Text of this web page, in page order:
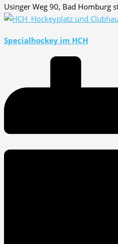
Usinger Weg 90, Bad Homburg
Specialhockey im HCH